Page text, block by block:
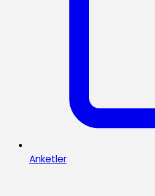
Anketler